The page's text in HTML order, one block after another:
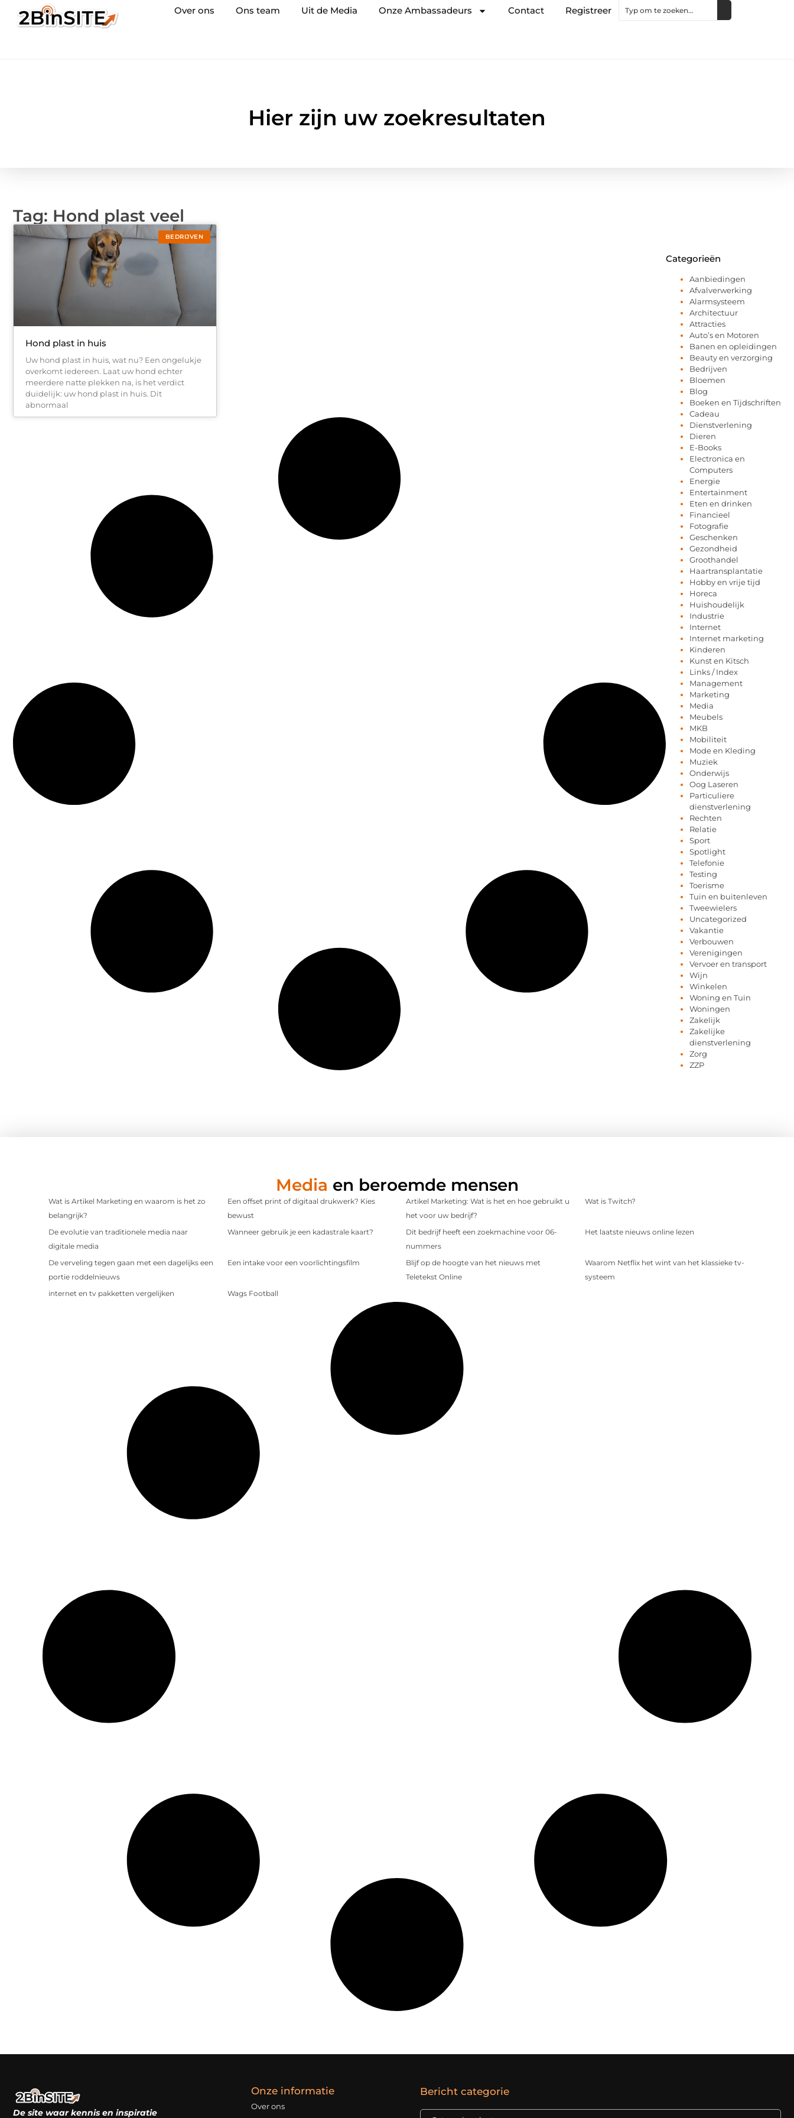
Over ons Ons team Uit de Media Onze Ambassadeurs Contact Registreer
Hier zijn uw zoekresultaten
Tag: Hond plast veel
BEDRIJVEN
Hond plast in huis
Uw hond plast in huis, wat nu? Een ongelukje
overkomt iedereen. Laat uw hond echter
meerdere natte plekken na, is het verdict
duidelijk: uw hond plast in huis. Dit
abnormaal
Categorieën
Aanbiedingen
Afvalverwerking
Alarmsysteem
Architectuur
Attracties
Auto’s en Motoren
Banen en opleidingen
Beauty en verzorging
Bedrijven
Bloemen
Blog
Boeken en Tijdschriften
Cadeau
Dienstverlening
Dieren
E-Books
Electronica en
Computers
Energie
Entertainment
Eten en drinken
Financieel
Fotografie
Geschenken
Gezondheid
Groothandel
Haartransplantatie
Hobby en vrije tijd
Horeca
Huishoudelijk
Industrie
Internet
Internet marketing
Kinderen
Kunst en Kitsch
Links / Index
Management
Marketing
Media
Meubels
MKB
Mobiliteit
Mode en Kleding
Muziek
Onderwijs
Oog Laseren
Particuliere
dienstverlening
Rechten
Relatie
Sport
Spotlight
Telefonie
Testing
Toerisme
Tuin en buitenleven
Tweewielers
Uncategorized
Vakantie
Verbouwen
Verenigingen
Vervoer en transport
Wijn
Winkelen
Woning en Tuin
Woningen
Zakelijk
Zakelijke
dienstverlening
Zorg
ZZP
Media en beroemde mensen
Wat is Artikel Marketing en waarom is het zo
belangrijk?
Een offset print of digitaal drukwerk? Kies
bewust
Artikel Marketing: Wat is het en hoe gebruikt u
het voor uw bedrijf?
Wat is Twitch?
De evolutie van traditionele media naar
digitale media
Wanneer gebruik je een kadastrale kaart?
Dit bedrijf heeft een zoekmachine voor 06-
nummers
Het laatste nieuws online lezen
De verveling tegen gaan met een dagelijks een
portie roddelnieuws
Een intake voor een voorlichtingsfilm
Blijf op de hoogte van het nieuws met
Teletekst Online
Waarom Netflix het wint van het klassieke tv-
systeem
internet en tv pakketten vergelijken
Wags Football
De site waar kennis en inspiratie
Onze informatie
Over ons
Bericht categorie